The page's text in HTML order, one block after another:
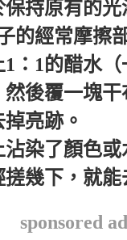
持原有的光
的經常摩擦
：1的醋水
後覆一塊
亮跡。
沾染了顏色或
幾下，就能
sponsored